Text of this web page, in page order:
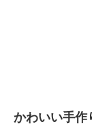
かわいい手作